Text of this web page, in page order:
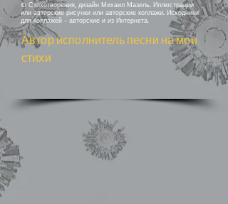
© Стихотворения, дизайн Михаил Мазель. Иллюстрации
или авторские рисунки или авторские коллажи. Исходники
для коллажей - авторские и из Интернета.
Автор исполнитель песни на мои
стихи